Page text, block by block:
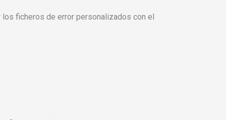
ficheros de error personalizados con el